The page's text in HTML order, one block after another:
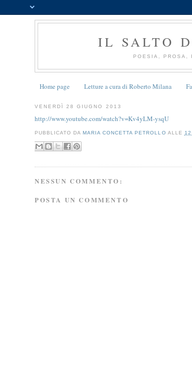
IL SALTO
POESIA, PROSA,
Home page Letture a cura di Roberto Milana
VENERDÌ 28 GIUGNO 2013
http://www.youtube.com/watch?v=Kv4yLM-ysqU
PUBBLICATO DA MARIA CONCETTA PETROLLO ALLE
NESSUN COMMENTO:
POSTA UN COMMENTO